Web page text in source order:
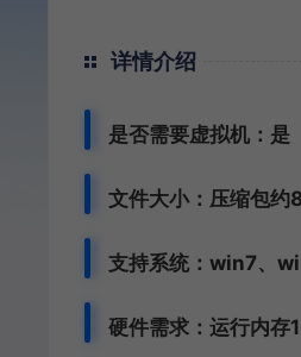
详情介绍
是否需要虚拟机：是
文件大小：压缩包约
支持系统：win7、
硬件需求：运行内存